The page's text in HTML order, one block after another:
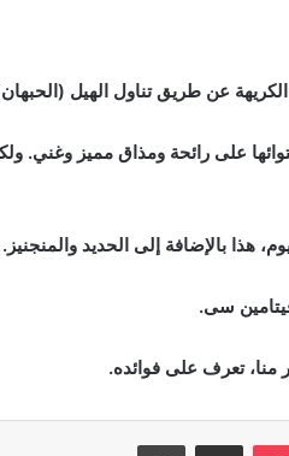
عن طريق تناول الهيل
على رائحة ومذاق مميز وغني.
هذا بالإضافة إلى الحديد والمنجنيز.
منا، تعرف على فوائده.
بوكيت مشاركة عبر البريد طباعة